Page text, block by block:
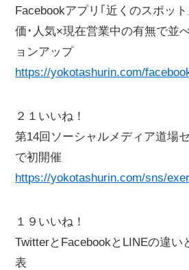
Facebookアプリ｢近くのスポッ
価･人気×現在営業中の有無で並
ョンアップ
https://yokotashurin.com/
２１いいね！
第14回ソーシャルメディア道場
で初開催
https://yokotashurin.com/sns/
１９いいね！
TwitterとFacebookとLINEの違い
表